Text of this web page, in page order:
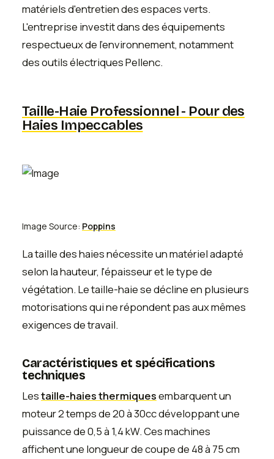
matériels d'entretien des espaces verts.
L'entreprise investit dans des équipements
respectueux de l'environnement, notamment
des outils électriques Pellenc.
Taille-Haie Professionnel - Pour des
Haies Impeccables
Image Source: Poppins
La taille des haies nécessite un matériel adapté
selon la hauteur, l'épaisseur et le type de
végétation. Le taille-haie se décline en plusieurs
motorisations qui ne répondent pas aux mêmes
exigences de travail.
Caractéristiques et spécifications
techniques
Lestaille-haies thermiquesembarquent un
moteur 2 temps de 20 à 30cc développant une
puissance de 0,5 à 1,4 kW. Ces machines
affichent une longueur de coupe de 48 à 75 cm